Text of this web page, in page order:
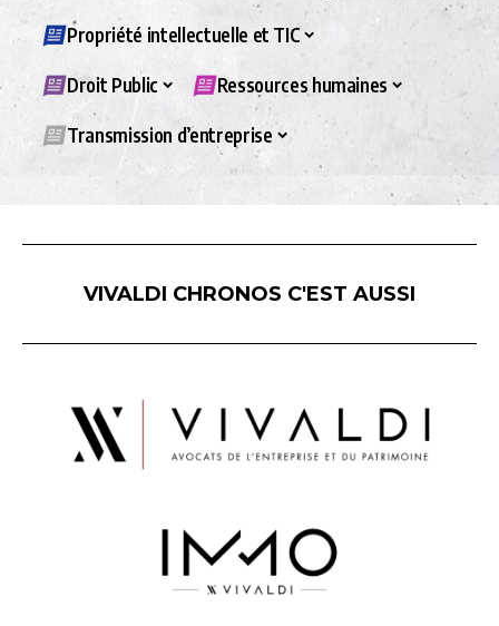
Propriété intellectuelle et TIC
Droit Public Ressources humaines
Transmission d’entreprise
VIVALDI CHRONOS C'EST AUSSI